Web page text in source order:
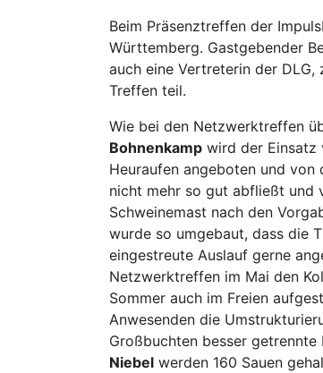
Beim Präsenztreffen der
Württemberg. Gastgebender
auch eine Vertreterin der
Treffen teil.
Wie bei den Netzwerktreffen
Bohnenkamp wird der Einsatz
Heuraufen angeboten und von
nicht mehr so gut abfließt und
Schweinemast nach den
wurde so umgebaut, dass die
eingestreute Auslauf gerne
Netzwerktreffen im Mai den
Sommer auch im Freien
Anwesenden die
Großbuchten besser
Niebel werden 160 Sauen